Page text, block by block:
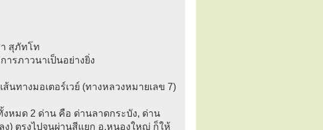
สุภัทโท
ารภาวนาเป็นอย่างยิ่ง
นทางมอเตอร์เวย์ (ทางหลวงหมายเลข 7)
งหมด 2 ด่าน คือ ด่านลาดกระบัง, ด่าน
ง) ตรงไปจนผ่านสีแยก อ.หนองใหญ่ ก็ให้